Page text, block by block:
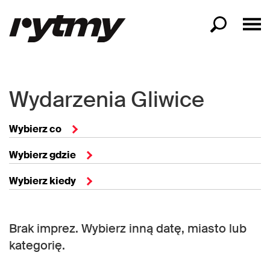
Wydarzenia Gliwice
Wybierz co
Wybierz gdzie
Wybierz kiedy
Brak imprez. Wybierz inną datę, miasto lub
kategorię.